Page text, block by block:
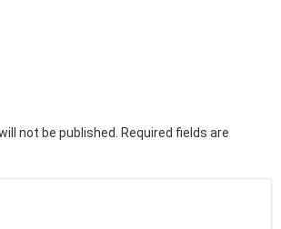
not be published.
Required fields are